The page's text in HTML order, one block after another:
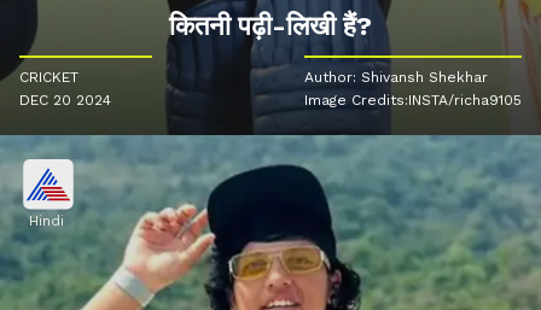
कितनी पढ़ी-लिखी हैं?
CRICKET
DEC 20 2024
Author: Shivansh Shekhar
Image Credits:INSTA/richa9105
Hindi